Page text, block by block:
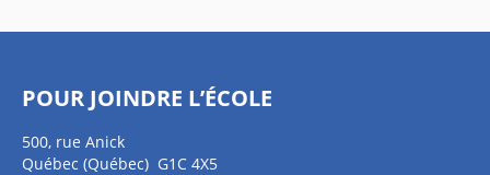
POUR JOINDRE L’ÉCOLE
500, rue Anick
Québec (Québec) G1C 4X5